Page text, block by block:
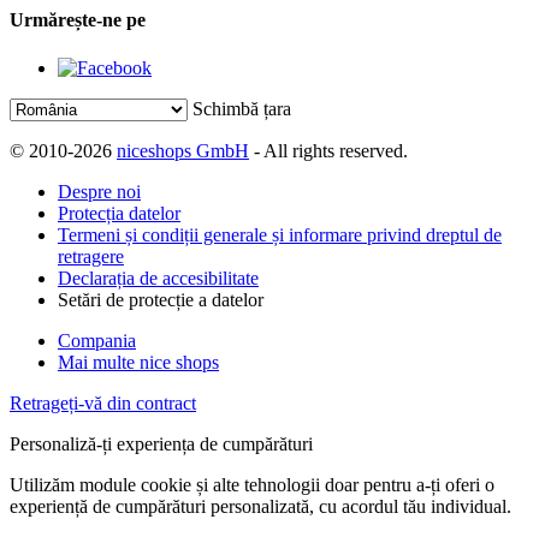
Urmărește-ne pe
Schimbă țara
© 2010-2026 niceshops GmbH - All rights reserved.
Despre noi
Protecția datelor
Termeni și condiții generale și informare privind dreptul de
retragere
Declarația de accesibilitate
Setări de protecție a datelor
Compania
Mai multe nice shops
Retrageți-vă din contract
Personaliză-ți experiența de cumpărături
Utilizăm module cookie și alte tehnologii doar pentru a-ți oferi o
experiență de cumpărături personalizată, cu acordul tău individual.